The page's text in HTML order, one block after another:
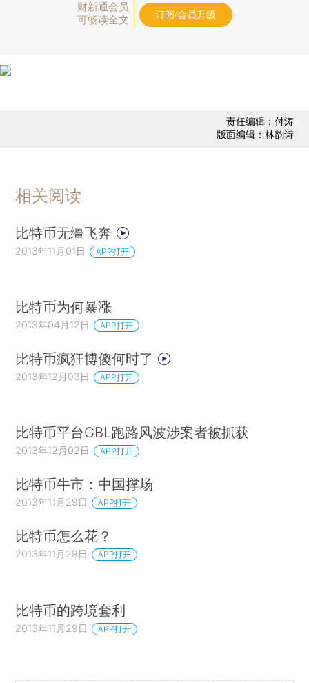
财新通会员
可畅读全文
订阅/会员升级
责任编辑：付涛
版面编辑：林韵诗
相关阅读
比特币无缰飞奔
2013年11月01日 APP打开
比特币为何暴涨
2013年04月12日 APP打开
比特币疯狂博傻何时了
2013年12月03日 APP打开
比特币平台GBL跑路风波涉案者被抓获
2013年12月02日 APP打开
比特币牛市：中国撑场
2013年11月29日 APP打开
比特币怎么花？
2013年11月29日 APP打开
比特币的跨境套利
2013年11月29日 APP打开